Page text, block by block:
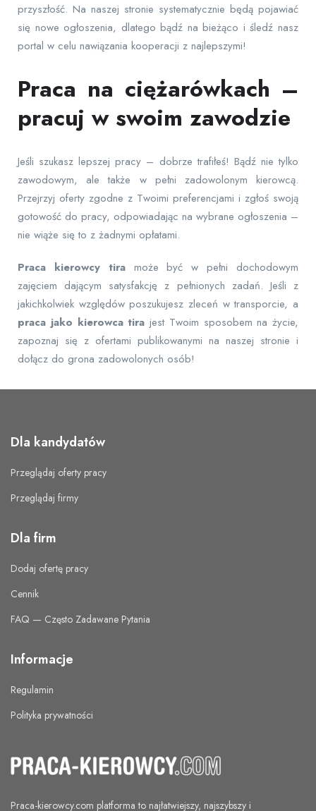
przyszłość. Na naszej stronie systematycznie będą pojawiać
się nowe ogłoszenia, dlatego bądź na bieżąco i śledź nasz
portal w celu nawiązania kooperacji z najlepszymi!
Praca na ciężarówkach –
pracuj w swoim zawodzie
Jeśli szukasz lepszej pracy – dobrze trafiłeś! Bądź nie tylko
zawodowym, ale także w pełni zadowolonym kierowcą.
Przejrzyj oferty zgodne z Twoimi preferencjami i zgłoś swoją
gotowość do pracy, odpowiadając na wybrane ogłoszenia –
nie wiąże się to z żadnymi opłatami.
Praca kierowcy tira może być w pełni dochodowym
zajęciem dającym satysfakcję z pełnionych zadań. Jeśli z
jakichkolwiek względów poszukujesz zleceń w transporcie, a
praca jako kierowca tira jest Twoim sposobem na życie,
zapoznaj się z ofertami publikowanymi na naszej stronie i
dołącz do grona zadowolonych osób!
Dla kandydatów
Przeglądaj oferty pracy
Przeglądaj firmy
Dla firm
Dodaj ofertę pracy
Cennik
FAQ — Często Zadawane Pytania
Informacje
Regulamin
Polityka prywatności
Praca-kierowcy.com platforma to najłatwiejszy, najszybszy i